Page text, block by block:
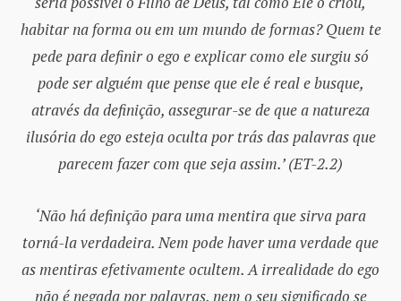
habitar na forma ou em um mundo de formas? Quem te
pede para definir o ego e explicar como ele surgiu só
pode ser alguém que pense que ele é real e busque,
através da definição, assegurar-se de que a natureza
ilusória do ego esteja oculta por trás das palavras que
parecem fazer com que seja assim.’ (ET-2.2)
‘Não há definição para uma mentira que sirva para
torná-la verdadeira. Nem pode haver uma verdade que
as mentiras efetivamente ocultem. A irrealidade do ego
não é negada por palavras, nem o seu significado se